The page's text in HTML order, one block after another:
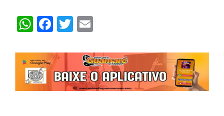
WhatsApp
Facebook
Twitter